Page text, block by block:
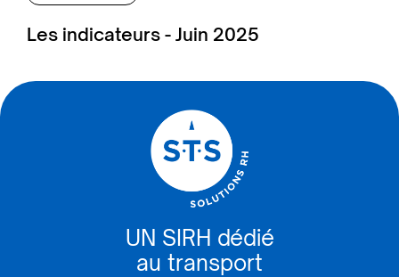
Les indicateurs - Juin 2025
UN SIRH dédié
au transport